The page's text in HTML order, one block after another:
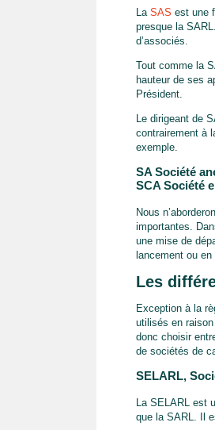
La SAS est une
presque la
d’associés.
Tout comme la
hauteur de ses
Président.
Le dirigeant de
contrairement à
exemple.
SA Société
SCA Société
Nous
importantes.
une mise de
lancement ou
Les
Exception à la
utilisés en
donc choisir
de sociétés de
SELARL,
La SELARL est
que la SARL. Il